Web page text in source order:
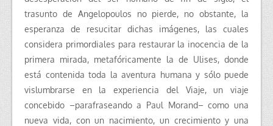
trasunto de Angelopoulos no pierde, no obstante, la
esperanza de resucitar dichas imágenes, las cuales
considera primordiales para restaurar la inocencia de la
primera mirada, metafóricamente la de Ulises, donde
está contenida toda la aventura humana y sólo puede
vislumbrarse en la experiencia del Viaje, un viaje
concebido –parafraseando a Paul Morand– como una
nueva vida, con un nacimiento, un crecimiento y una